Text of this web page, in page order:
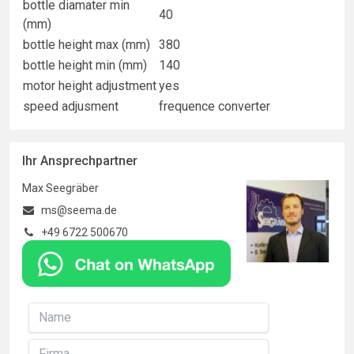
bottle diamater min
(mm)
40
bottle height max (mm)
380
bottle height min (mm)
140
motor height adjustmentyes
speed adjusment
frequence converter
Ihr Ansprechpartner
Max Seegräber
ms@seema.de
+49 6722 500670